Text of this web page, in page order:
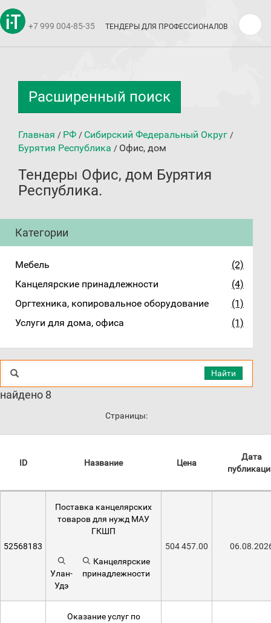
+7 999 004-85-35 ТЕНДЕРЫ ДЛЯ ПРОФЕССИОНАЛОВ
Расширенный поиск
Главная / РФ / Сибирский Федеральный Округ /
Бурятия Республика / Офис, дом
Тендеры Офис, дом Бурятия
Республика.
Категории
Мебель
(2)
Канцелярские принадлежности
(4)
Оргтехника, копировальное оборудование
(1)
Услуги для дома, офиса
(1)
Найти
найдено 8
Страницы:
ID Название Цена
Дата
52568183
Поставка канцелярских
товаров для нужд МАУ
ГКШП
Улан-
Удэ
Канцелярские
принадлежности
504 457.00
Оказание услуг по